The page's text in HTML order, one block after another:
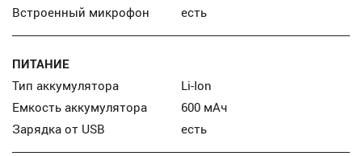
Встроенный микрофон
есть
ПИТАНИЕ
Тип аккумулятора
Li-Ion
Емкость аккумулятора
600 мАч
Зарядка от USB
есть